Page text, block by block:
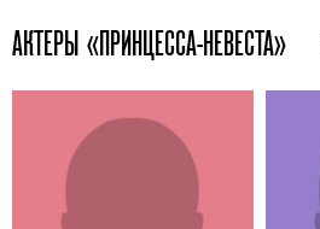
АКТЕРЫ «ПРИНЦЕССА-НЕВЕСТА»